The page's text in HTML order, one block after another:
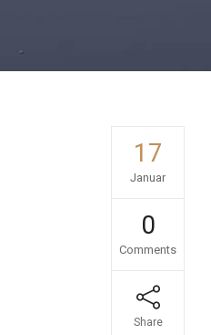
17
Januar
0
Comments
Share